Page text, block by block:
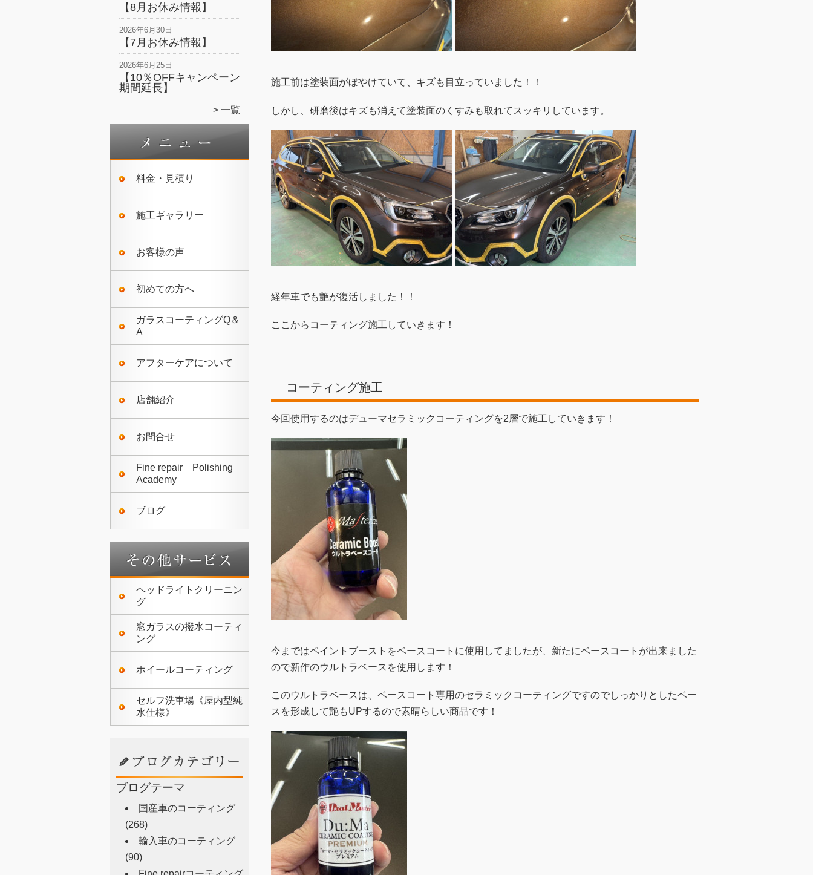
【8月お休み情報】
2026年6月30日
【7月お休み情報】
2026年6月25日
【10％OFFキャンペーン
期間延長】
一覧
料金・見積り
施工ギャラリー
お客様の声
初めての方へ
ガラスコーティングQ＆
A
アフターケアについて
店舗紹介
お問合せ
Fine repair Polishing
Academy
ブログ
ヘッドライトクリーニン
グ
窓ガラスの撥水コーティ
ング
ホイールコーティング
セルフ洗車場《屋内型純
水仕様》
ブログテーマ
国産車のコーティング
(268)
輸入車のコーティング
(90)
施工前は塗装面がぼやけていて、キズも目立っていました！！
しかし、研磨後はキズも消えて塗装面のくすみも取れてスッキリしています。
経年車でも艶が復活しました！！
ここからコーティング施工していきます！
コーティング施工
今回使用するのはデューマセラミックコーティングを2層で施工していきます！
今まではペイントブーストをベースコートに使用してましたが、新たにベースコートが出来ました
ので新作のウルトラベースを使用します！
このウルトラベースは、ベースコート専用のセラミックコーティングですのでしっかりとしたベー
スを形成して艶もUPするので素晴らしい商品です！